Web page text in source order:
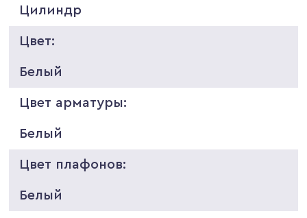
Цилиндр
Цвет:
Белый
Цвет арматуры:
Белый
Цвет плафонов:
Белый